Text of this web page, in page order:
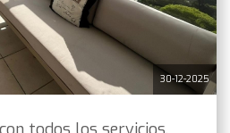
30-12-2025